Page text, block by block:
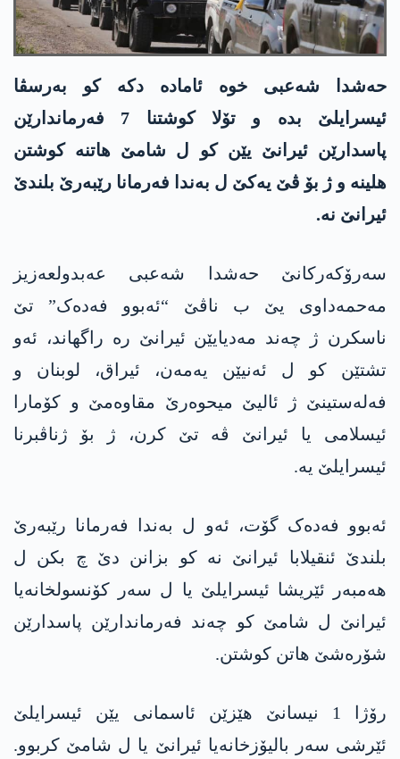
حەشدا شەعبی خوە ئامادە دکە کو بەرسڤا
ئیسرایلێ بدە و تۆلا کوشتنا 7 فەرماندارێن
پاسدارێن ئیرانێ یێن کو ل شامێ ھاتنە کوشتن
ھلینە و ژ بۆ ڤێ یەکێ ل بەندا فەرمانا رێبەرێ بلندێ
ئیرانێ نە.
سەرۆکەرکانێ حەشدا شەعبی عەبدولعەزیز
مەحمەداوی یێ ب ناڤێ “ئەبوو فەدەک” تێ
ناسکرن ژ چەند مەدیایێن ئیرانێ رە راگھاند، ئەو
تشتێن کو ل ئەنیێن یەمەن، ئیراق، لوبنان و
فەلەستینێ ژ ئالیێ میحوەرێ مقاوەمێ و کۆمارا
ئیسلامی یا ئیرانێ ڤە تێ کرن، ژ بۆ ژناڤبرنا
ئیسرایلێ یە.
ئەبوو فەدەک گۆت، ئەو ل بەندا فەرمانا رێبەرێ
بلندێ ئنقیلابا ئیرانێ نە کو بزانن دێ چ بکن ل
ھەمبەر ئێریشا ئیسرایلێ یا ل سەر کۆنسولخانەیا
ئیرانێ ل شامێ کو چەند فەرماندارێن پاسدارێن
شۆرەشێ ھاتن کوشتن.
رۆژا 1 نیسانێ ھێزێن ئاسمانی یێن ئیسرایلێ
ئێرشی سەر بالیۆزخانەیا ئیرانێ یا ل شامێ کربوو.